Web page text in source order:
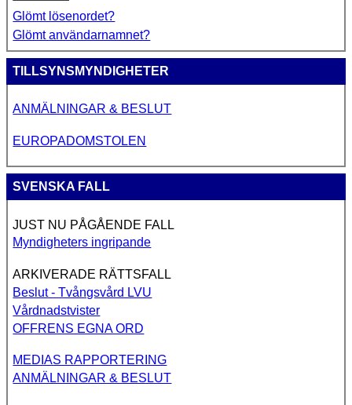
Glömt lösenordet?
Glömt användarnamnet?
TILLSYNSMYNDIGHETER
ANMÄLNINGAR & BESLUT
EUROPADOMSTOLEN
SVENSKA FALL
JUST NU PÅGÅENDE FALL
Myndigheters ingripande
ARKIVERADE RÄTTSFALL
Beslut - Tvångsvård LVU
Vårdnadstvister
OFFRENS EGNA ORD
MEDIAS RAPPORTERING
ANMÄLNINGAR & BESLUT